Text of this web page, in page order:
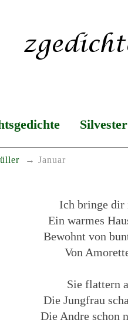
Januar
Ich bringe dir
Ein warmes
Bewohnt von
Von
Sie flattern
Die Jungfrau
Die Andre schon